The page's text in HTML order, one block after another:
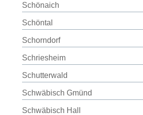
Schönaich
Schöntal
Schorndorf
Schriesheim
Schutterwald
Schwäbisch Gmünd
Schwäbisch Hall